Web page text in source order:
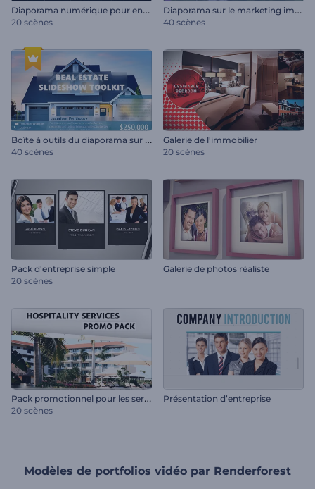
D
iaporama numérique pour entreprises
20 scènes
D
iaporama sur le marketing immobilier
40 scènes
B
oîte à outils du diaporama sur l'immobilier
40 scènes
Galerie de l'immobilier
20 scènes
Pack d'entreprise simple
20 scènes
Galerie de photos réaliste
P
ack promotionnel pour les services d'accueil
20 scènes
Présentation d’entreprise
Modèles de portfolios vidéo par Renderforest